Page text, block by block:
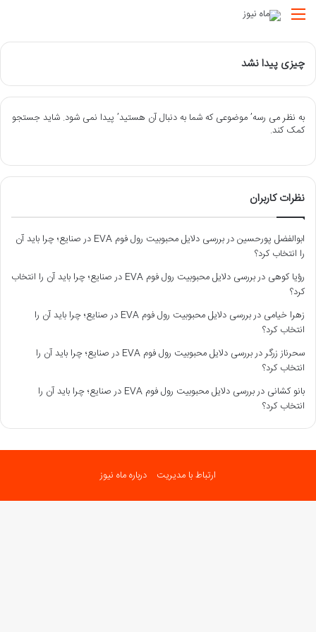
منو
چیزی پیدا نشد
به نظر می رسه’ موضوعی که شما به دنبال آن هستید’ پیدا نمی شود. شاید جستجو
کمک کند.
نظرات کاربران
ابوالفضل پورحسیندر
بررسی دلایل محبوبیت رول فوم EVA در صنایع؛ چرا باید آن
را انتخاب کرد؟
رؤیا کوهی در
بررسی دلایل محبوبیت رول فوم EVA در صنایع؛ چرا باید آن را انتخاب
کرد؟
زهرا خیامی در
بررسی دلایل محبوبیت رول فوم EVA در صنایع؛ چرا باید آن را
انتخاب کرد؟
سحرناز زرگردر
بررسی دلایل محبوبیت رول فوم EVA در صنایع؛ چرا باید آن را
انتخاب کرد؟
بانو کشانی در
بررسی دلایل محبوبیت رول فوم EVA در صنایع؛ چرا باید آن را
انتخاب کرد؟
ارتباط با مدیریت درباره ماه نیوز